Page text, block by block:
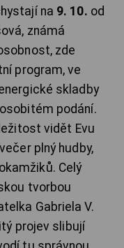
na 9. 10. od
známá
zde
program, ve
skladby
podání.
vidět Evu
plný hudby,
Celý
tvorbou
Gabriela V.
projev slibují